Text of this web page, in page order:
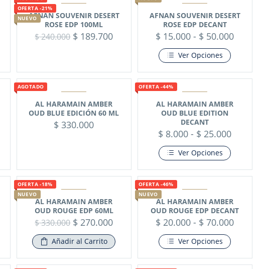
OFERTA -21%
NUEVOAFNAN SOUVENIR DESERT
ROSE EDP 100ML
$240.000 $ 189.700
AFNAN SOUVENIR DESERT
ROSE EDP DECANT
$ 15.000 - $ 50.000
Ver Opciones
AGOTADO
AL HARAMAIN AMBER
OUD BLUE EDICIÓN 60 ML
$ 330.000
OFERTA -44%
AL HARAMAIN AMBER
OUD BLUE EDITION
DECANT
$ 8.000 - $ 25.000
Ver Opciones
OFERTA -18%
NUEVO
AL HARAMAIN AMBER
OUD ROUGE EDP 60ML
$330.000 $ 270.000
Añadir al Carrito
OFERTA -46%
NUEVO
AL HARAMAIN AMBER
OUD ROUGE EDP DECANT
$ 20.000 - $ 70.000
Ver Opciones